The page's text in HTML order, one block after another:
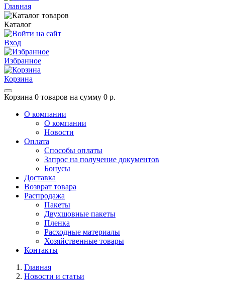
Главная
Каталог
Вход
Избранное
Корзина
Корзина 0 товаров на сумму 0 р.
О компании
О компании
Новости
Оплата
Способы оплаты
Запрос на получение документов
Бонусы
Доставка
Возврат товара
Распродажа
Пакеты
Двухшовные пакеты
Пленка
Расходные материалы
Хозяйственные товары
Контакты
Главная
Новости и статьи